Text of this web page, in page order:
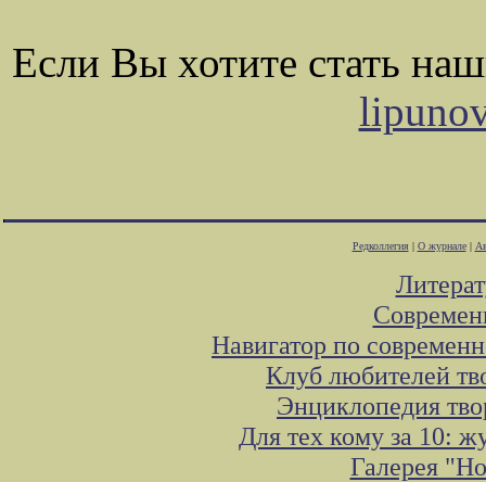
Если Вы хотите стать
Редколлегия| О журнале|
Навигатор по
Клуб любителей
Энциклопедия
Для тех кому за 10:
Галерея